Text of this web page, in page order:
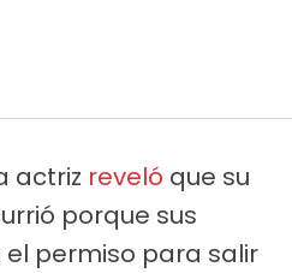
actriz reveló que su
porque sus
permiso para salir